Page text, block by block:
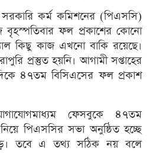
কর্ম কমিশনের (পিএসসি)
ফল প্রকাশের কোনো
কিছু কাজ এখনো বাকি রয়েছে।
প্রস্তুত হয়নি। আগামী সপ্তাহের
৪৭তম বিসিএসের ফল প্রকাশ
ফেসবুকে ৪৭তম
পিএসসির সভা অনুষ্ঠিত হচ্ছে
তবে এ তথ্য সঠিক নয় বলে